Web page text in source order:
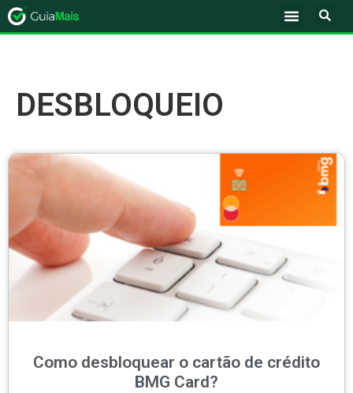
DESBLOQUEIO
Como desbloquear o cartão de crédito
BMG Card?